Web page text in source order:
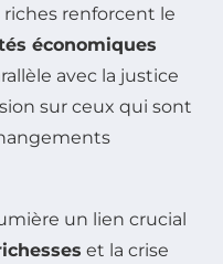
riches renforcent le
économiques
avec la justice
sur ceux qui sont
un lien crucial
et la crise